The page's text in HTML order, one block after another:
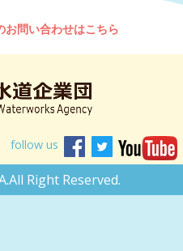
お問い合わせはこちら
follow us
Right Reserved.